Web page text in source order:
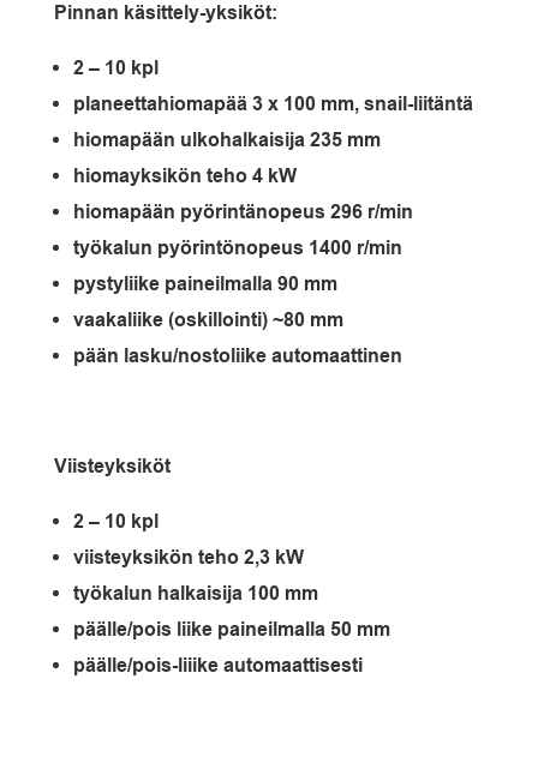
Pinnan käsittely-yksiköt:
2 – 10 kpl
planeettahiomapää 3 x 100 mm, snail-liitäntä
hiomapään ulkohalkaisija 235 mm
hiomayksikön teho 4 kW
hiomapään pyörintänopeus 296 r/min
työkalun pyörintönopeus 1400 r/min
pystyliike paineilmalla 90 mm
vaakaliike (oskillointi) ~80 mm
pään lasku/nostoliike automaattinen
Viisteyksiköt
2 – 10 kpl
viisteyksikön teho 2,3 kW
työkalun halkaisija 100 mm
päälle/pois liike paineilmalla 50 mm
päälle/pois-liiike automaattisesti